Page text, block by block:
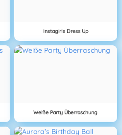
Instagirls Dress Up
Weiße Party Überraschung